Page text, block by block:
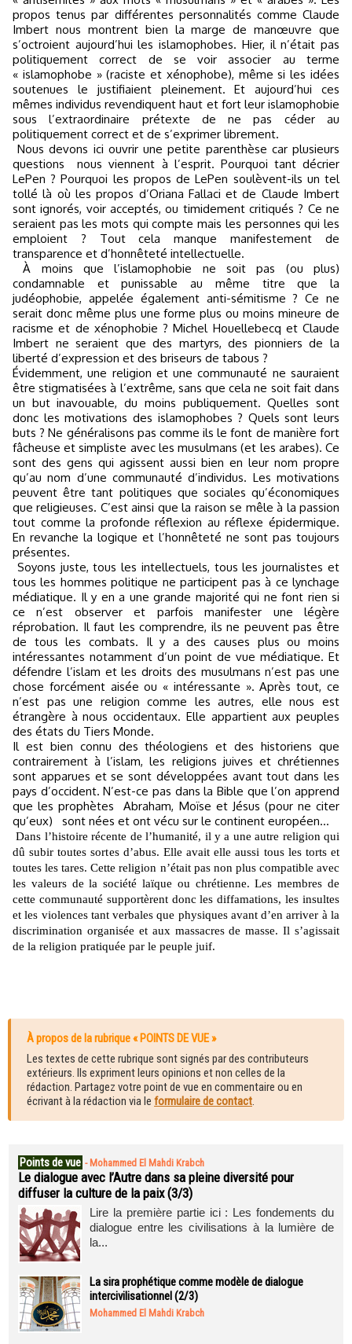
propos tenus par différentes personnalités comme Claude
Imbert nous montrent bien la marge de manœuvre que
s’octroient aujourd’hui les islamophobes. Hier, il n’était pas
politiquement correct de se voir associer au terme
« islamophobe » (raciste et xénophobe), même si les idées
soutenues le justifiaient pleinement. Et aujourd’hui ces
mêmes individus revendiquent haut et fort leur islamophobie
sous l’extraordinaire prétexte de ne pas céder au
politiquement correct et de s’exprimer librement.
Nous devons ici ouvrir une petite parenthèse car plusieurs
questions
nous viennent à l’esprit. Pourquoi tant décrier
LePen ? Pourquoi les propos de LePen soulèvent-ils un tel
tollé là où les propos d’Oriana Fallaci et de Claude Imbert
sont ignorés, voir acceptés, ou timidement critiqués ? Ce ne
seraient pas les mots qui compte mais les personnes qui les
emploient ? Tout cela manque manifestement de
transparence et d’honnêteté intellectuelle.
À moins que l’islamophobie ne soit pas (ou plus)
condamnable et punissable au même titre que la
judéophobie, appelée également anti-sémitisme ? Ce ne
serait donc même plus une forme plus ou moins mineure de
racisme et de xénophobie ? Michel Houellebecq et Claude
Imbert ne seraient que des martyrs, des pionniers de la
liberté d’expression et des briseurs de tabous ?
Évidemment, une religion et une communauté ne sauraient
être stigmatisées à l’extrême, sans que cela ne soit fait dans
un but inavouable, du moins publiquement. Quelles sont
donc les motivations des islamophobes ? Quels sont leurs
buts ? Ne généralisons pas comme ils le font de manière fort
fâcheuse et simpliste avec les musulmans (et les arabes). Ce
sont des gens qui agissent aussi bien en leur nom propre
qu’au nom d’une communauté d’individus. Les motivations
peuvent être tant politiques que sociales qu’économiques
que religieuses. C’est ainsi que la raison se mêle à la passion
tout comme la profonde réflexion au réflexe épidermique.
En revanche la logique et l’honnêteté ne sont pas toujours
présentes.
Soyons juste, tous les intellectuels, tous les journalistes et
tous les hommes politique ne participent pas à ce lynchage
médiatique. Il y en a une grande majorité qui ne font rien si
ce n’est observer et parfois manifester une légère
réprobation. Il faut les comprendre, ils ne peuvent pas être
de tous les combats. Il y a des causes plus ou moins
intéressantes notamment d’un point de vue médiatique. Et
défendre l’islam et les droits des musulmans n’est pas une
chose forcément aisée ou « intéressante ». Après tout, ce
n’est pas une religion comme les autres, elle nous est
étrangère à nous occidentaux. Elle appartient aux peuples
des états du Tiers Monde.
Il est bien connu des théologiens et des historiens que
contrairement à l’islam, les religions juives et chrétiennes
sont apparues et se sont développées avant tout dans les
pays d’occident. N’est-ce pas dans la Bible que l’on apprend
que les prophètes
Abraham, Moïse et Jésus (pour ne citer
qu’eux)
sont nées et ont vécu sur le continent européen…
Dans l’histoire récente de l’humanité, il y a une autre religion qui
dû subir toutes sortes d’abus. Elle avait elle aussi tous les torts et
toutes les tares. Cette religion n’était pas non plus compatible avec
les valeurs de la société laïque ou chrétienne. Les membres de
cette communauté supportèrent donc les diffamations, les insultes
et les violences tant verbales que physiques avant d’en arriver à la
discrimination organisée et aux massacres de masse. Il s’agissait
de la religion pratiquée par le peuple juif.
À propos de la rubrique « POINTS DE VUE »
Les textes de cette rubrique sont signés par des contributeurs
extérieurs. Ils expriment leurs opinions et non celles de la
rédaction. Partagez votre point de vue en commentaire ou en
écrivant à la rédaction via le formulaire de contact.
Points de vue - Mohammed El Mahdi Krabch
Le dialogue avec l’Autre dans sa pleine diversité pour
diffuser la culture de la paix (3/3)
Lire la première partie ici : Les fondements du
dialogue entre les civilisations à la lumière de
la...
La sira prophétique comme modèle de dialogue
intercivilisationnel (2/3)
Mohammed El Mahdi Krabch